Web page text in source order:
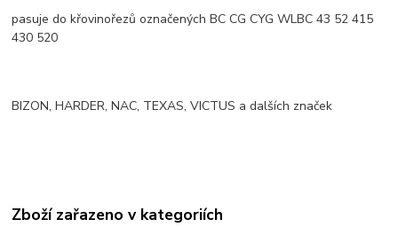
pasuje do křovinořezů označených BC CG CYG WLBC 43 52 415
430 520
BIZON, HARDER, NAC, TEXAS, VICTUS a dalších značek
Zboží zařazeno v kategoriích